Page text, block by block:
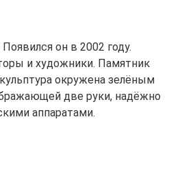
он в 2002 году.
и художники. Памятник
окружена зелёным
две руки, надёжно
аппаратами.